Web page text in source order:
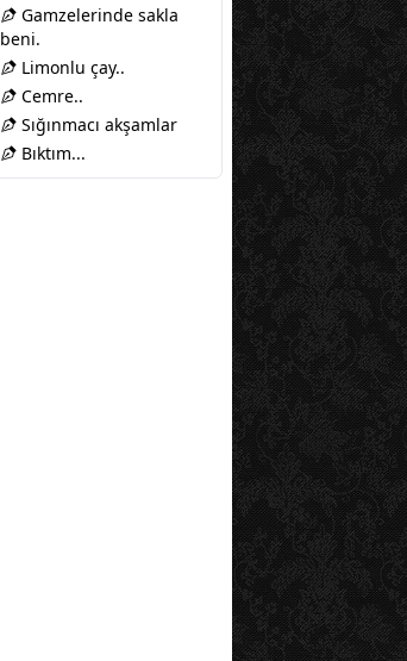
Gamzelerinde sakla
beni.
Limonlu çay..
Cemre..
Sığınmacı akşamlar
Bıktım...